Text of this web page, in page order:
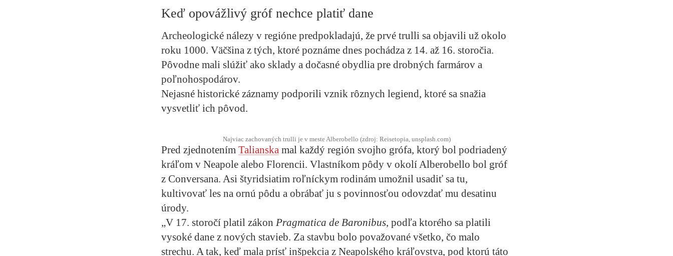
Keď opovážlivý gróf nechce platiť dane
Archeologické nálezy v regióne predpokladajú, že prvé trulli sa objavili už okolo
roku 1000. Väčšina z tých, ktoré poznáme dnes pochádza z 14. až 16. storočia.
Pôvodne mali slúžiť ako sklady a dočasné obydlia pre drobných farmárov a
poľnohospodárov.
Nejasné historické záznamy podporili vznik rôznych legiend, ktoré sa snažia
vysvetliť ich pôvod.
Najviac zachovaných trulli je v meste Alberobello (zdroj: Reisetopia, unsplash.com)
Pred zjednotením Talianska mal každý región svojho grófa, ktorý bol podriadený
kráľom v Neapole alebo Florencii. Vlastníkom pôdy v okolí Alberobello bol gróf
z Conversana. Asi štyridsiatim roľníckym rodinám umožnil usadiť sa tu,
kultivovať les na ornú pôdu a obrábať ju s povinnosťou odovzdať mu desatinu
úrody.
„V 17. storočí platil zákon Pragmatica de Baronibus, podľa ktorého sa platili
vysoké dane z nových stavieb. Za stavbu bolo považované všetko, čo malo
strechu. A tak, keď mala prísť inšpekcia z Neapolského kráľovstva, pod ktorú táto